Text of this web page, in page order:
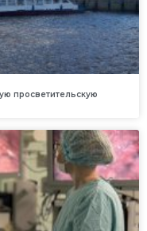
просветительскую